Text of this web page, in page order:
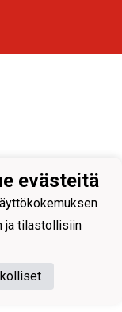
evästeitä
ja tilastollisiin